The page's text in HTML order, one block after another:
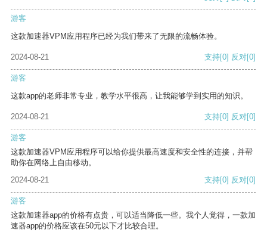
游客
这款加速器VPM应用程序已经为我们带来了无限的流畅体验。
2024-08-21 支持[0] 反对[0]
游客
这款app的老师非常专业，教学水平很高，让我能够学到实用的知识。
2024-08-21 支持[0] 反对[0]
游客
这款加速器VPM应用程序可以给你提供最高速度和安全性的连接，并帮
助你在网络上自由移动。
2024-08-21
支持[0] 反对[0]
游客
这款加速器app的价格有点贵，可以适当降低一些。我个人觉得，一款加
速器app的价格应该在50元以下才比较合理。